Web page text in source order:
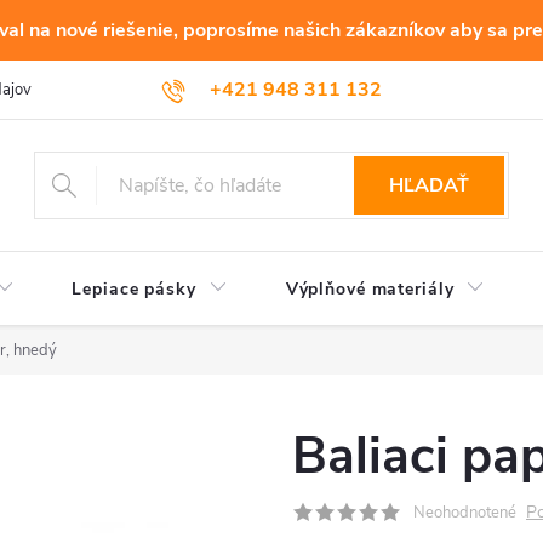
na nové riešenie, poprosíme našich zákazníkov aby sa
+421 948 311 132
HĽADAŤ
Lepiace pásky Výplňové materiály
hnedý
Baliaci
Neohodnotené